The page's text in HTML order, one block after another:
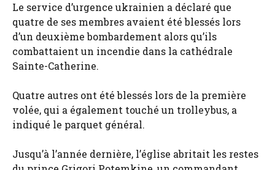
Le service d’urgence ukrainien a déclaré que
quatre de ses membres avaient été blessés lors
d’un deuxième bombardement alors qu’ils
combattaient un incendie dans la cathédrale
Sainte-Catherine.
Quatre autres ont été blessés lors de la première
volée, qui a également touché un trolleybus, a
indiqué le parquet général.
Jusqu’à l’année dernière, l’église abritait les restes